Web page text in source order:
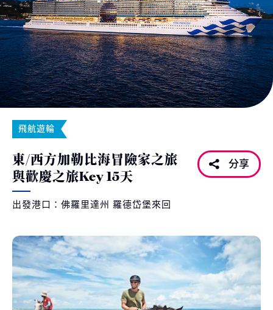
飛航遊輪
東/西方加勒比海冒險家之旅
與歡慶之旅Key 15天
出發港口：佛羅里達州 羅德岱堡來回
分享